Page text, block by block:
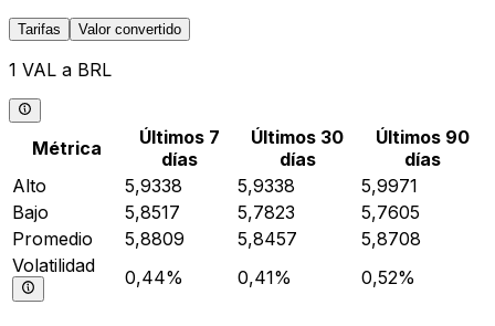
Tarifas Valor convertido
1 VAL a BRL
Métrica
Últimos 7
días
Últimos 30
días
Últimos 90
días
Alto
5,9338 5,9338
5,9971
Bajo
5,8517 5,7823
5,7605
Promedio
5,8809 5,8457
5,8708
Volatilidad
0,44% 0,41% 0,52%